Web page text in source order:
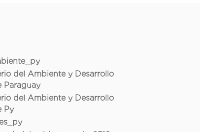
del Ambiente y Desarrollo
Paraguay
del Ambiente y Desarrollo
Py